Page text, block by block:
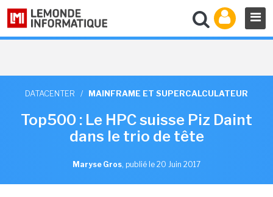
DATACENTER / MAINFRAME ET SUPERCALCULATEUR
Top500 : Le HPC suisse Piz Daint
dans le trio de tête
Maryse Gros, publié le 20 Juin 2017